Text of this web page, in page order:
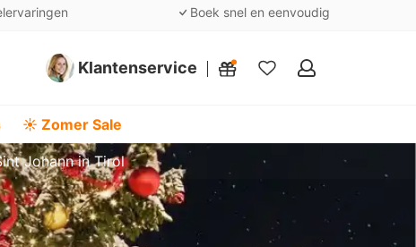
Boek snel en eenvoudig
Klantenservice
Mijn
☀️ Zomer Sale
Johann in Tirol